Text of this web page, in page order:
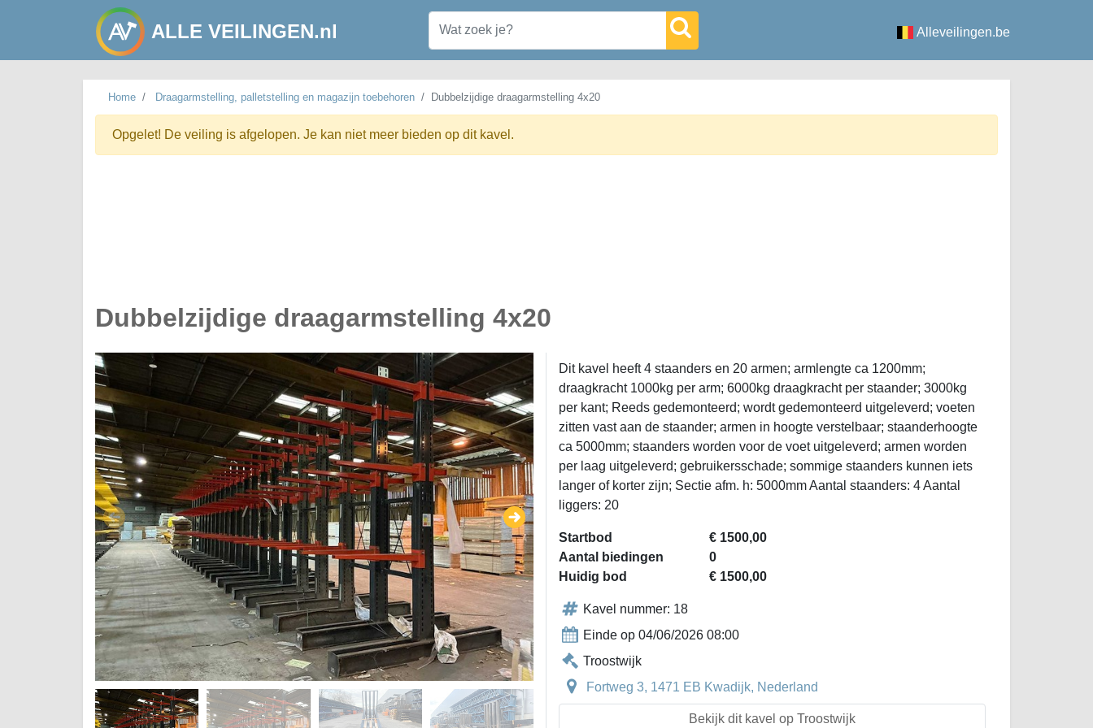
ALLE VEILINGEN.nl Alleveilingen.be
Home Draagarmstelling, palletstelling en magazijn toebehoren Dubbelzijdige draagarmstelling 4x20
Opgelet! De veiling is afgelopen. Je kan niet meer bieden op dit kavel.
Dubbelzijdige draagarmstelling 4x20
Dit kavel heeft 4 staanders en 20 armen; armlengte ca 1200mm;
draagkracht 1000kg per arm; 6000kg draagkracht per staander; 3000kg
per kant; Reeds gedemonteerd; wordt gedemonteerd uitgeleverd; voeten
zitten vast aan de staander; armen in hoogte verstelbaar; staanderhoogte
ca 5000mm; staanders worden voor de voet uitgeleverd; armen worden
per laag uitgeleverd; gebruikersschade; sommige staanders kunnen iets
langer of korter zijn; Sectie afm. h: 5000mm Aantal staanders: 4 Aantal
liggers: 20
Startbod
€ 1500,00
Aantal biedingen
0
Huidig bod
€ 1500,00
Kavel nummer: 18
Einde op 04/06/2026 08:00
Troostwijk
Fortweg 3, 1471 EB Kwadijk, Nederland
Bekijk dit kavel op Troostwijk